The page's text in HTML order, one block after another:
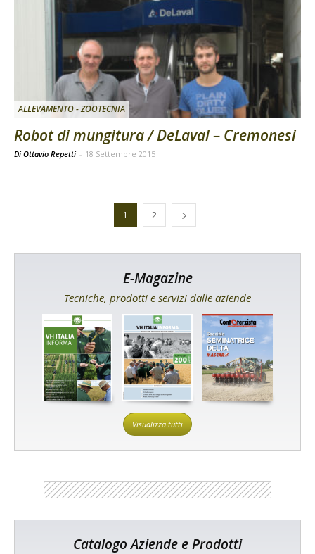
ALLEVAMENTO - ZOOTECNIA
Robot di mungitura / DeLaval – Cremonesi
Di Ottavio Repetti - 18 Settembre 2015
1 2
E-Magazine
Tecniche, prodotti e servizi dalle aziende
Visualizza tutti
Catalogo Aziende e Prodotti